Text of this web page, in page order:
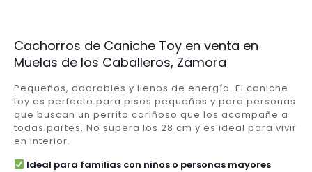
Cachorros de Caniche Toy en venta en
Muelas de los Caballeros, Zamora
Pequeños, adorables y llenos de energía. El caniche
toy es perfecto para pisos pequeños y para personas
que buscan un perrito cariñoso que los acompañe a
todas partes. No supera los 28 cm y es ideal para vivir
en interior.
Ideal para familias con niños o personas mayores